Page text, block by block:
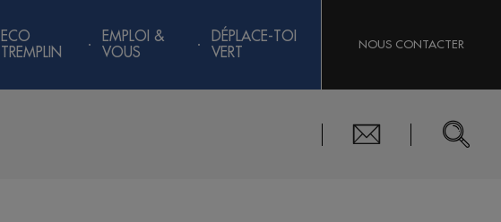
ECO
TREMPLIN
EMPLOI &
VOUS
DÉPLACE-TOI
VERT
NOUS CONTACTER